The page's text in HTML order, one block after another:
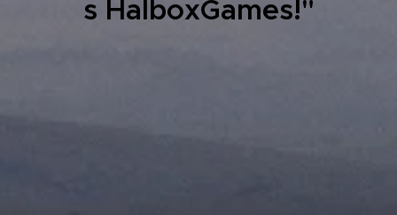
s HalboxGames!"